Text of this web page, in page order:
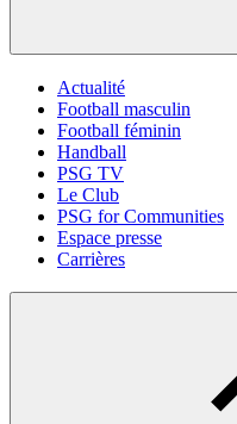
Actualité
Football masculin
Football féminin
Handball
PSG TV
Le Club
PSG for Communities
Espace presse
Carrières